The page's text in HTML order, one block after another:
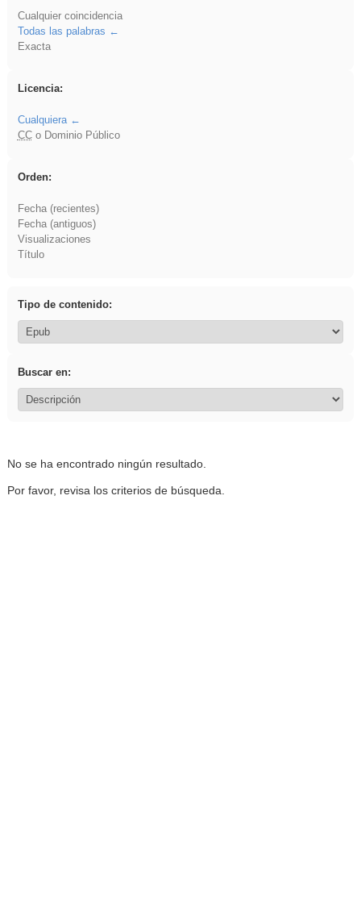
Cualquier coincidencia
Todas las palabras
Exacta
Licencia:
Cualquiera
CCo Dominio Público
Orden:
Fecha (recientes)
Fecha (antiguos)
Visualizaciones
Título
Tipo de contenido:
Buscar en:
No se ha encontrado ningún resultado.
Por favor, revisa los criterios de búsqueda.